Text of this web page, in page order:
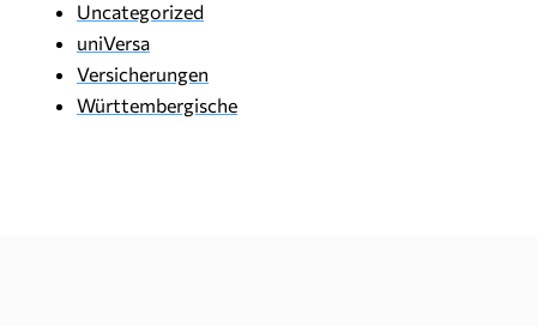
Uncategorized
uniVersa
Versicherungen
Württembergische